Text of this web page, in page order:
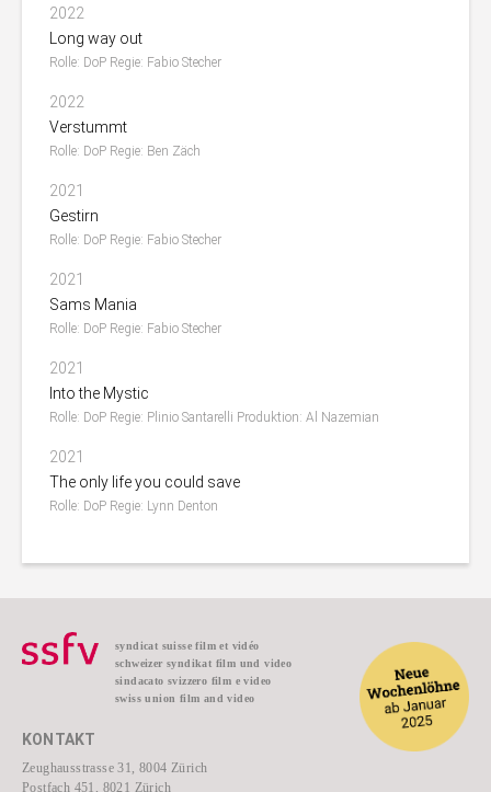
2022
Long way out
Rolle: DoP Regie: Fabio Stecher
2022
Verstummt
Rolle: DoP Regie: Ben Zäch
2021
Gestirn
Rolle: DoP Regie: Fabio Stecher
2021
Sams Mania
Rolle: DoP Regie: Fabio Stecher
2021
Into the Mystic
Rolle: DoP Regie: Plinio Santarelli Produktion: Al Nazemian
2021
The only life you could save
Rolle: DoP Regie: Lynn Denton
syndicat suisse film et vidéo
schweizer syndikat film und video
sindacato svizzero film e video
swiss union film and video
KONTAKT
Zeughausstrasse 31, 8004 Zürich
Postfach 451, 8021 Zürich